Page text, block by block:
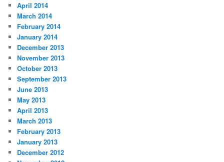
April 2014
March 2014
February 2014
January 2014
December 2013
November 2013
October 2013
September 2013
June 2013
May 2013
April 2013
March 2013
February 2013
January 2013
December 2012